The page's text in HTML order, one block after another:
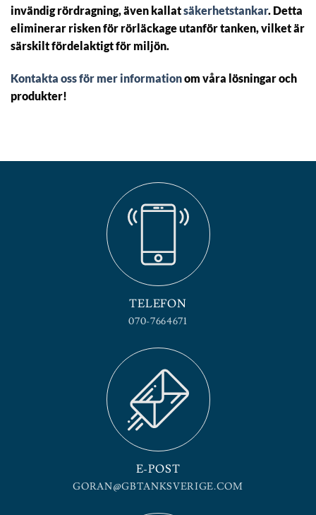
invändig rördragning, även kallatsäkerhetstankar. Detta
eliminerar risken för rörläckage utanför tanken, vilket är
särskilt fördelaktigt för miljön.
Kontakta oss för mer informationom våra lösningar och
produkter!
TELEFON
070-7664671
E-POST
GORAN@GBTANKSVERIGE.COM